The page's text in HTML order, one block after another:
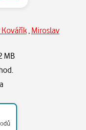
, Miroslav
MB